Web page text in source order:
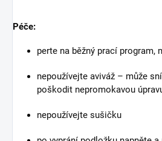
Péče:
perte na běžný prací program,
nepoužívejte aviváž – může
poškodit nepromokavou
nepoužívejte sušičku